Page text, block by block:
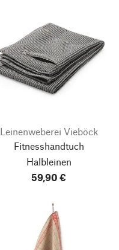
Leinenweberei Vieböck
Fitnesshandtuch
Halbleinen
59,90 €